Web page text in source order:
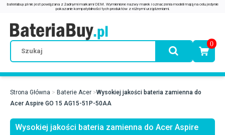
0
Strona Główna Baterie Acer
Wysokiej jakości bateria zamienna do
Acer Aspire GO 15 AG15-51P-50AA
Wysokiej jakości bateria zamienna do Acer Aspire